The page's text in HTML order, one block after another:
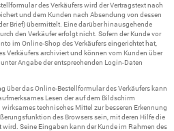
des Verkäufers wird der Vertragstext nach
und dem Kunden nach Absendung von dessen
Brief) übermittelt. Eine darüber hinausgehende
den Verkäufer erfolgt nicht. Sofern der Kunde vor
im Online-Shop des Verkäufers eingerichtet hat,
Verkäufers archiviert und können vom Kunden über
Angabe der entsprechenden Login-Daten
über das Online-Bestellformular des Verkäufers kann
Lesen der auf dem Bildschirm
technisches Mittel zur besseren Erkennung
des Browsers sein, mit deren Hilfe die
Seine Eingaben kann der Kunde im Rahmen des